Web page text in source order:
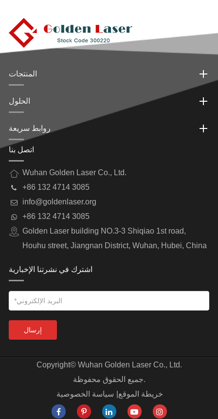
المنتجات
الحلول
روابط سريعة
اتصل بنا
Wuhan Golden Laser Co., Ltd.
+86 132 4714 3085
info@goldenlaser.org
+86 132 4714 3085
Golden Laser building NO.3-3 Shiqiao 1st road,
Houhu street, Jiangnan District, Wuhan, Hubei, China
اشترك في نشرتنا الإخبارية
إرسال
Copyright© Wuhan Golden Laser Co., Ltd.
جميع الحقوق محفوظة.
خريطة الموقع
سياسة الخصوصية